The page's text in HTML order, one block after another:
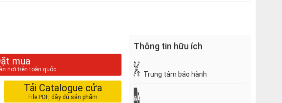
mua
Tải Catalogue cửa
Thông tin hữu ích
Trung tâm bảo hành